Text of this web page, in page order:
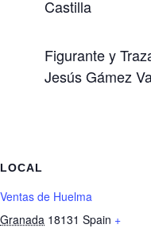
Castilla
Figurante y
Jesús Gámez
LOCAL
Ventas de Huelma
Granada 18131 Spain +